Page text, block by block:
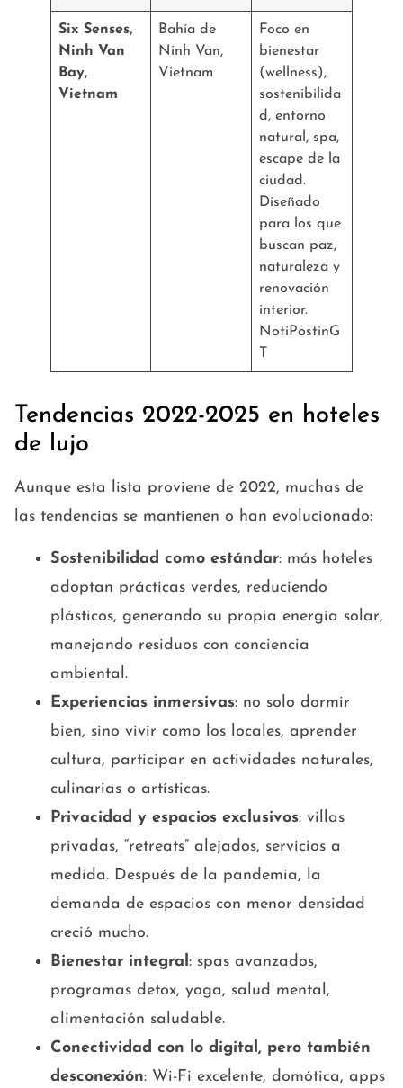
Six Senses,
Ninh Van
Bay,
Vietnam
Bahía de
Ninh Van,
Vietnam
Foco en
bienestar
(wellness),
sostenibilida
d, entorno
natural, spa,
escape de la
ciudad.
Diseñado
para los que
buscan paz,
naturaleza y
renovación
interior.
NotiPostinG
T
Tendencias 2022-2025 en hoteles
de lujo
Aunque esta lista proviene de 2022, muchas de
las tendencias se mantienen o han evolucionado:
Sostenibilidad como estándar: más hoteles
adoptan prácticas verdes, reduciendo
plásticos, generando su propia energía solar,
manejando residuos con conciencia
ambiental.
Experiencias inmersivas: no solo dormir
bien, sino vivir como los locales, aprender
cultura, participar en actividades naturales,
culinarias o artísticas.
Privacidad y espacios exclusivos: villas
privadas, “retreats” alejados, servicios a
medida. Después de la pandemia, la
demanda de espacios con menor densidad
creció mucho.
Bienestar integral : spas avanzados,
programas detox, yoga, salud mental,
alimentación saludable.
Conectividad con lo digital, pero también
desconexión: Wi-Fi excelente, domótica, apps